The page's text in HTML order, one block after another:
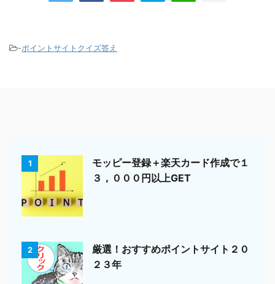
-ポイントサイトクイズ答え
1
モッピー登録＋楽天カード作成で１
３，０００円以上GET
2
厳選！おすすめポイントサイト２０
２３年